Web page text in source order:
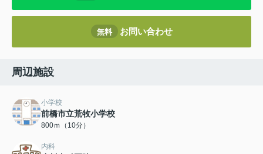
無料 お問い合わせ
周辺施設
小学校
前橋市立荒牧小学校
800ｍ（10分）
内科